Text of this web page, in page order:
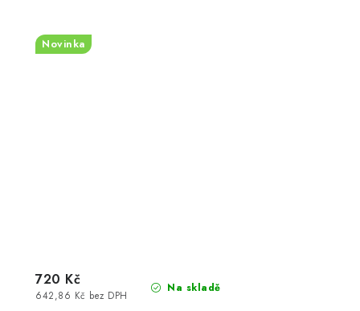
Novinka
Na skladě
642,86 Kč bez DPH
720 Kč